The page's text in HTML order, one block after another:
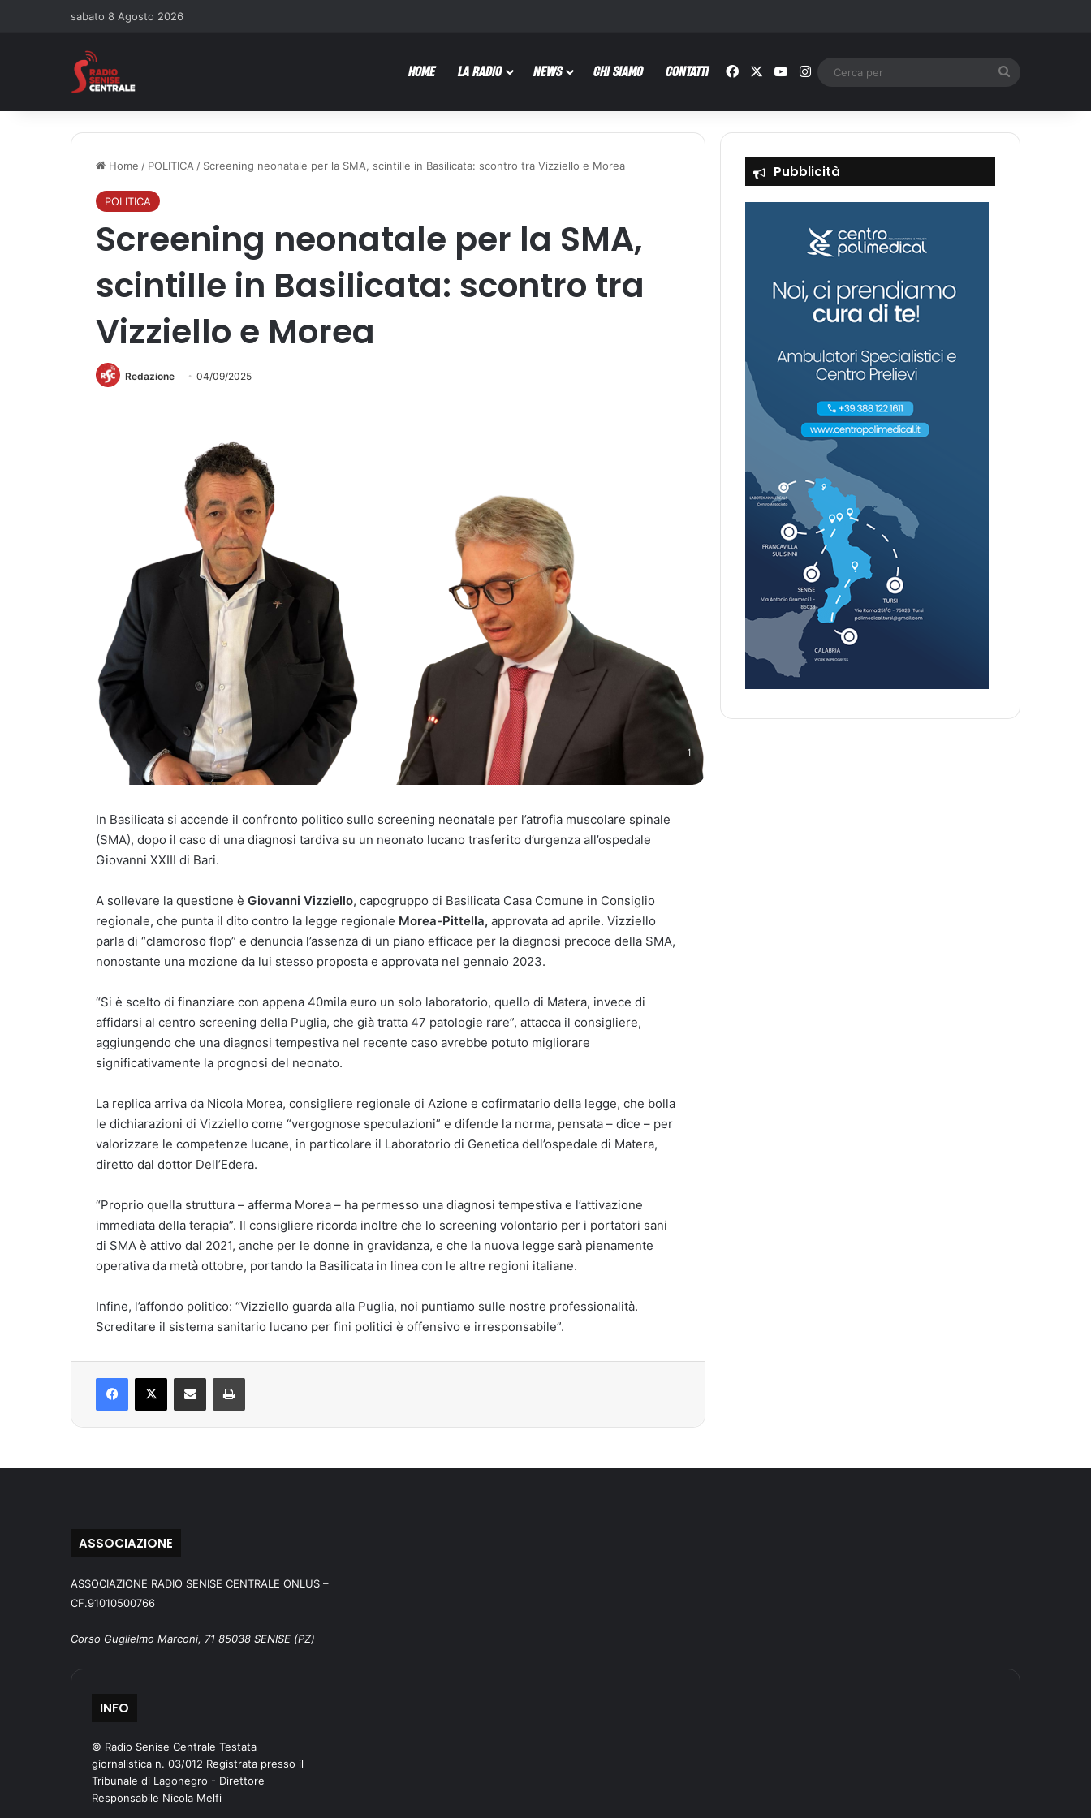
sabato 8 Agosto 2026
HOME LA RADIO NEWS CHI SIAMO CONTATTI Facebook You TubeInstagram
Home / POLITICA / Screening neonatale per la SMA, scintille in Basilicata: scontro tra Vizziello e Morea
POLITICA
Screening neonatale per la SMA,
scintille in Basilicata: scontro tra
Vizziello e Morea
Redazione 04/09/2025
In Basilicata si accende il confronto politico sullo screening neonatale per l’atrofia muscolare spinale
(SMA), dopo il caso di una diagnosi tardiva su un neonato lucano trasferito d’urgenza all’ospedale
Giovanni XXIII di Bari.
A sollevare la questione è Giovanni Vizziello, capogruppo di Basilicata Casa Comune in Consiglio
regionale, che punta il dito contro la legge regionale Morea-Pittella, approvata ad aprile. Vizziello
parla di “clamoroso flop” e denuncia l’assenza di un piano efficace per la diagnosi precoce della SMA,
nonostante una mozione da lui stesso proposta e approvata nel gennaio 2023.
“Si è scelto di finanziare con appena 40mila euro un solo laboratorio, quello di Matera, invece di
affidarsi al centro screening della Puglia, che già tratta 47 patologie rare”, attacca il consigliere,
aggiungendo che una diagnosi tempestiva nel recente caso avrebbe potuto migliorare
significativamente la prognosi del neonato.
La replica arriva da Nicola Morea, consigliere regionale di Azione e cofirmatario della legge, che bolla
le dichiarazioni di Vizziello come “vergognose speculazioni” e difende la norma, pensata – dice – per
valorizzare le competenze lucane, in particolare il Laboratorio di Genetica dell’ospedale di Matera,
diretto dal dottor Dell’Edera.
“Proprio quella struttura – afferma Morea – ha permesso una diagnosi tempestiva e l’attivazione
immediata della terapia”. Il consigliere ricorda inoltre che lo screening volontario per i portatori sani
di SMA è attivo dal 2021, anche per le donne in gravidanza, e che la nuova legge sarà pienamente
operativa da metà ottobre, portando la Basilicata in linea con le altre regioni italiane.
Infine, l’affondo politico: “Vizziello guarda alla Puglia, noi puntiamo sulle nostre professionalità.
Screditare il sistema sanitario lucano per fini politici è offensivo e irresponsabile”.
Pubblicità
ASSOCIAZIONE
ASSOCIAZIONE RADIO SENISE CENTRALE ONLUS –
CF.91010500766
Corso Guglielmo Marconi, 71 85038 SENISE (PZ)
INFO
© Radio Senise Centrale Testata
giornalistica n. 03/012 Registrata presso il
Tribunale di Lagonegro - Direttore
Responsabile Nicola Melfi